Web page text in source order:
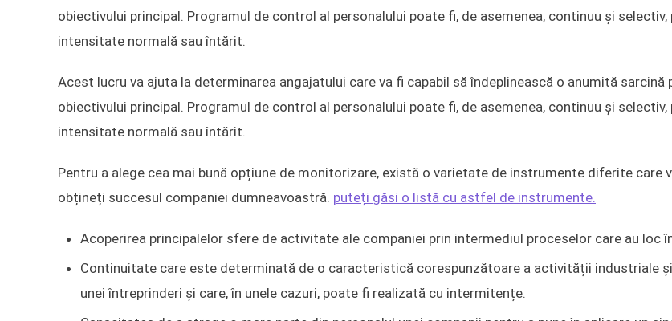
obiectivului principal. Programul de control al personalului poate fi, de asemenea, continuu și selectiv,
intensitate normală sau întărit.
Acest lucru va ajuta la determinarea angajatului care va fi capabil să îndeplinească o anumită sarcină
obiectivului principal. Programul de control al personalului poate fi, de asemenea, continuu și selectiv,
intensitate normală sau întărit.
Pentru a alege cea mai bună opțiune de monitorizare, există o varietate de instrumente diferite care
obțineți succesul companiei dumneavoastră. puteți găsi o listă cu astfel de instrumente.
Acoperirea principalelor sfere de activitate ale companiei prin intermediul proceselor care au loc
Continuitate care este determinată de o caracteristică corespunzătoare a activității industriale
unei întreprinderi și care, în unele cazuri, poate fi realizată cu intermitențe.